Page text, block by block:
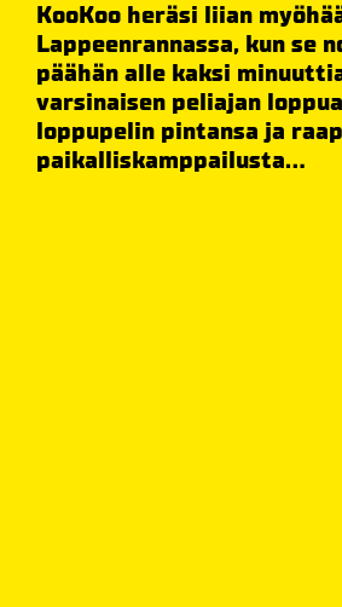
KooKoo heräsi liian
Lappeenrannassa, kun se
päähän alle kaksi
varsinaisen peliajan
loppupelin pintansa ja
paikalliskamppailusta...